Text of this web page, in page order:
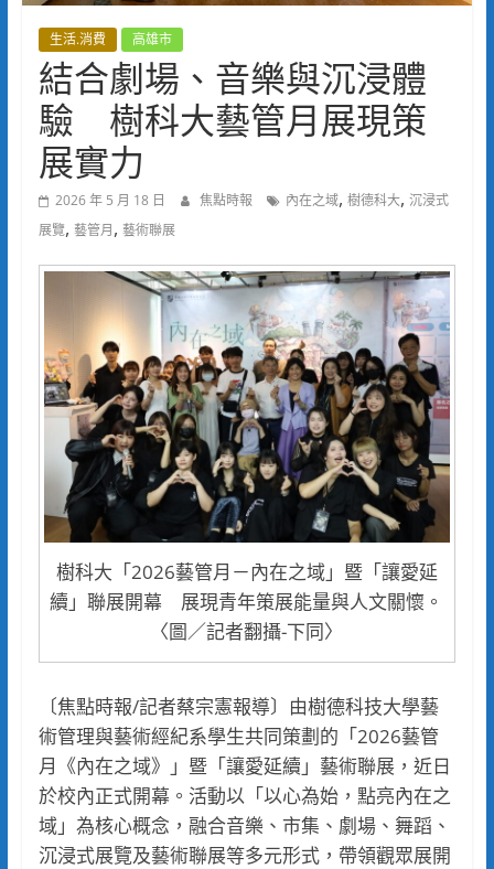
生活.消費 高雄市
結合劇場、音樂與沉浸體
驗 樹科大藝管月展現策
展實力
2026 年 5 月 18 日 焦點時報 內在之域, 樹德科大, 沉浸式
展覽, 藝管月, 藝術聯展
樹科大「2026藝管月－內在之域」暨「讓愛延
續」聯展開幕 展現青年策展能量與人文關懷。
〈圖／記者翻攝-下同〉
〔焦點時報/記者蔡宗憲報導〕由樹德科技大學藝
術管理與藝術經紀系學生共同策劃的「2026藝管
月《內在之域》」暨「讓愛延續」藝術聯展，近日
於校內正式開幕。活動以「以心為始，點亮內在之
域」為核心概念，融合音樂、市集、劇場、舞蹈、
沉浸式展覽及藝術聯展等多元形式，帶領觀眾展開